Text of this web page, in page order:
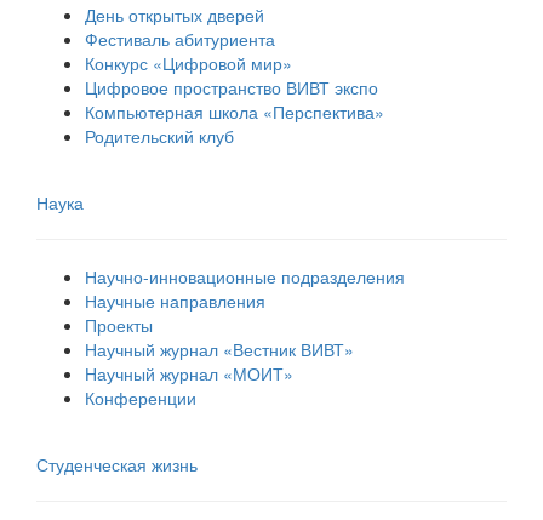
День открытых дверей
Фестиваль абитуриента
Конкурс «Цифровой мир»
Цифровое пространство ВИВТ экспо
Компьютерная школа «Перспектива»
Родительский клуб
Наука
Научно-инновационные подразделения
Научные направления
Проекты
Научный журнал «Вестник ВИВТ»
Научный журнал «МОИТ»
Конференции
Студенческая жизнь